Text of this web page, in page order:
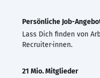
Persönliche Job-
Lass Dich finden von
Recruiter·innen.
21 Mio. Mitglieder